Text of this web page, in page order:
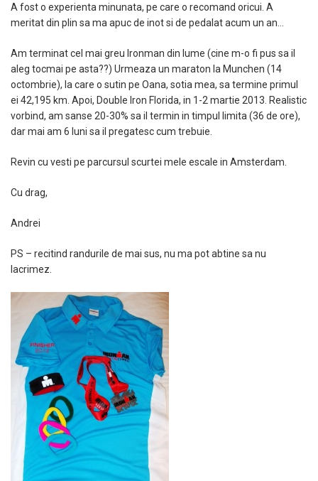
A fost o experienta minunata, pe care o recomand oricui. A
meritat din plin sa ma apuc de inot si de pedalat acum un an…
Am terminat cel mai greu Ironman din lume (cine m-o fi pus sa il
aleg tocmai pe asta??) Urmeaza un maraton la Munchen (14
octombrie), la care o sutin pe Oana, sotia mea, sa termine primul
ei 42,195 km. Apoi, Double Iron Florida, in 1-2 martie 2013. Realistic
vorbind, am sanse 20-30% sa il termin in timpul limita (36 de ore),
dar mai am 6 luni sa il pregatesc cum trebuie.
Revin cu vesti pe parcursul scurtei mele escale in Amsterdam.
Cu drag,
Andrei
PS – recitind randurile de mai sus, nu ma pot abtine sa nu
lacrimez.